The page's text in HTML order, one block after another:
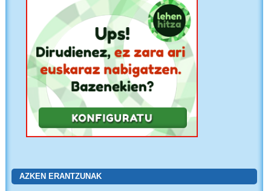
AZKEN ERANTZUNAK